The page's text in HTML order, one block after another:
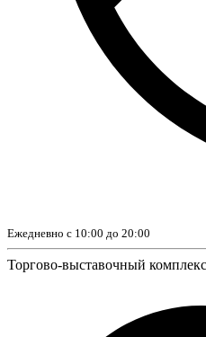
Ежедневно с 10:00 до 20:00
Торгово-выставочный